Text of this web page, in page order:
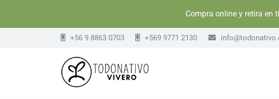
Compra online y retira en
+56 9 8863 0703 +569 9771 2130